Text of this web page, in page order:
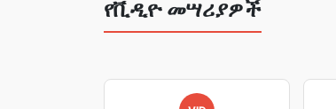
የቪዲዮ መሣሪያዎች